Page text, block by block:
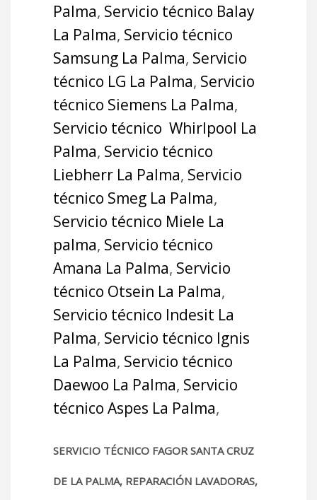
Palma, Servicio técnico Balay
La Palma, Servicio técnico
Samsung La Palma, Servicio
técnico LG La Palma, Servicio
técnico Siemens La Palma,
Servicio técnico Whirlpool La
Palma, Servicio técnico
Liebherr La Palma, Servicio
técnico Smeg La Palma,
Servicio técnico Miele La
palma, Servicio técnico
Amana La Palma, Servicio
técnico Otsein La Palma,
Servicio técnico Indesit La
Palma, Servicio técnico Ignis
La Palma, Servicio técnico
Daewoo La Palma, Servicio
técnico Aspes La Palma,
SERVICIO TÉCNICO FAGOR SANTA CRUZ
DE LA PALMA, REPARACIÓN LAVADORAS,